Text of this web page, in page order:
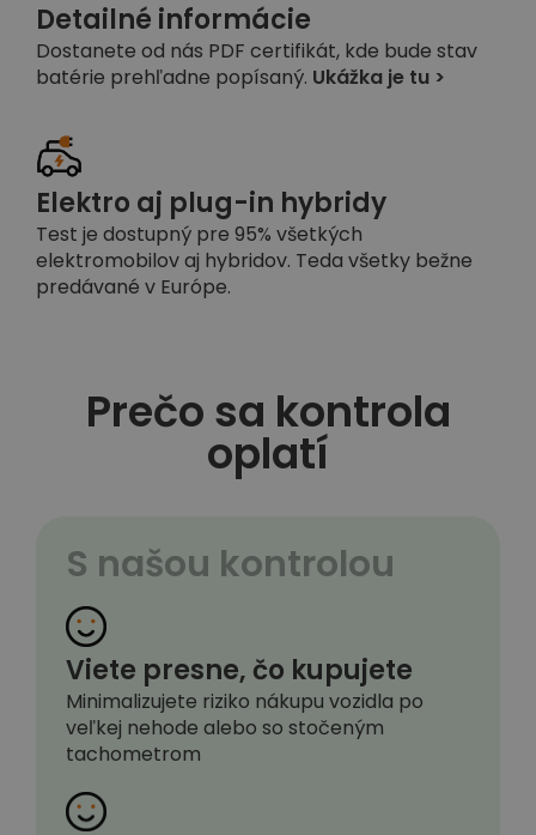
Detailné informácie
Dostanete od nás PDF certifikát, kde bude stav
batérie prehľadne popísaný. Ukážka je tu >
Elektro aj plug-in hybridy
Test je dostupný pre 95% všetkých
elektromobilov aj hybridov. Teda všetky bežne
predávané v Európe.
Prečo sa kontrola
oplatí
S našou kontrolou
Viete presne, čo kupujete
Minimalizujete riziko nákupu vozidla po
veľkej nehode alebo so stočeným
tachometrom